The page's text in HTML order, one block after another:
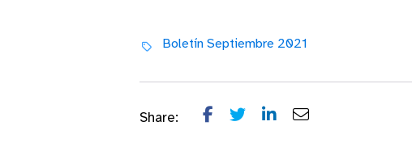
Boletín Septiembre 2021
Share: